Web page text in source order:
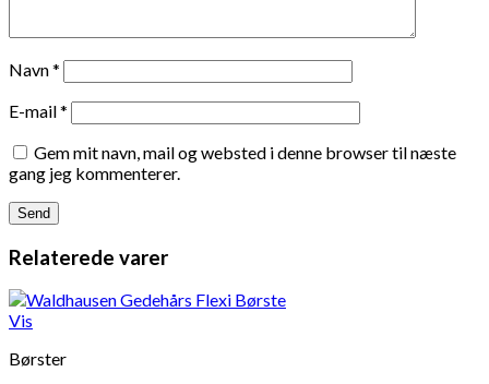
Navn*
E-mail*
Gem mit navn, mail og websted i denne browser til næste
gang jeg kommenterer.
Relaterede varer
Vis
Børster